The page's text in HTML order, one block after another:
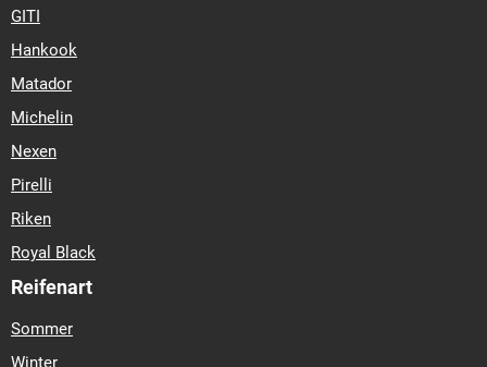
GITI
Hankook
Matador
Michelin
Nexen
Pirelli
Riken
Royal Black
Reifenart
Sommer